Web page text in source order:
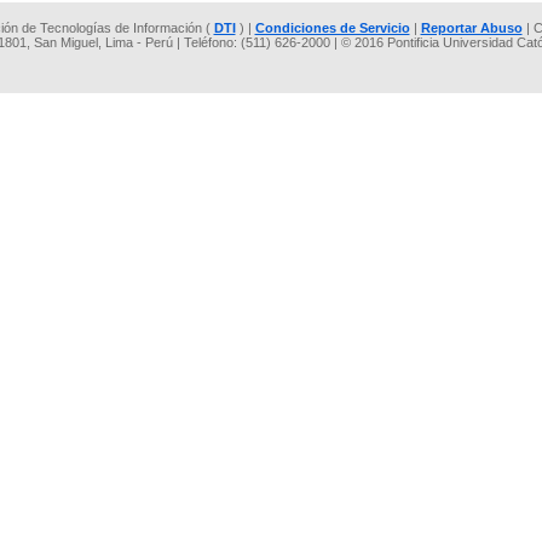
de Tecnologías de Información ( DTI) | Condiciones de Servicio| Reportar Abuso|
San Miguel, Lima - Perú | Teléfono: (511) 626-2000 | © 2016 Pontificia Universidad